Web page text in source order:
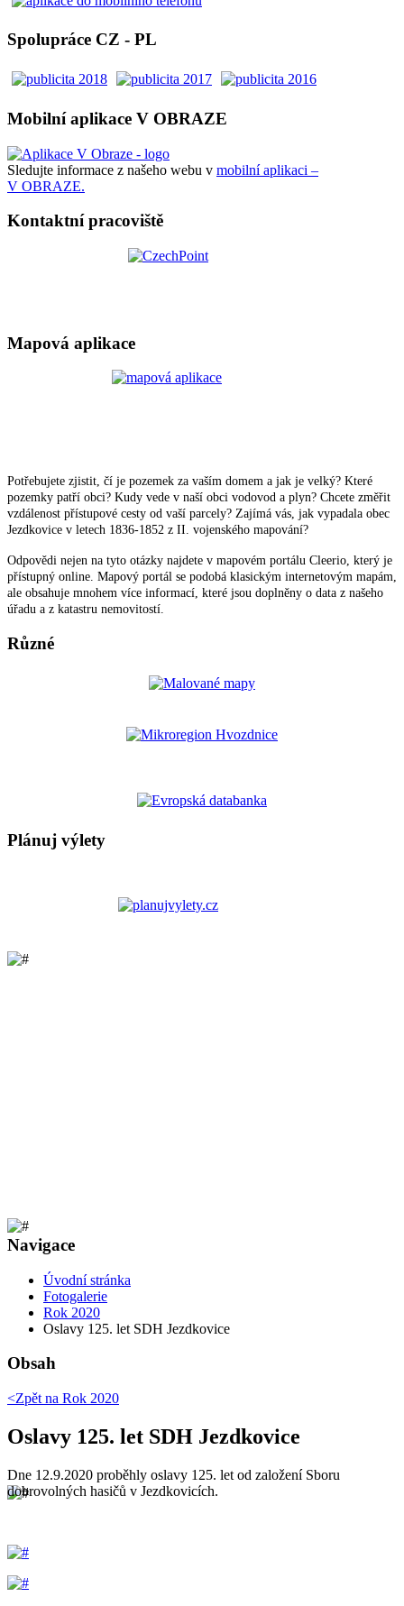
Spolupráce CZ - PL
Mobilní aplikace V OBRAZE
Sledujte informace z našeho webu v mobilní aplikaci –
V OBRAZE.
Kontaktní pracoviště
Mapová aplikace
Potřebujete zjistit, čí je pozemek za vaším domem a jak je velký? Které
pozemky patří obci? Kudy vede v naší obci vodovod a plyn? Chcete změřit
vzdálenost přístupové cesty od vaší parcely? Zajímá vás, jak vypadala obec
Jezdkovice v letech 1836-1852 z II. vojenského mapování?
Odpovědi nejen na tyto otázky najdete v mapovém portálu Cleerio, který je
přístupný online. Mapový portál se podobá klasickým internetovým mapám,
ale obsahuje mnohem více informací, které jsou doplněny o data z našeho
úřadu a z katastru nemovitostí.
Různé
Plánuj výlety
Navigace
Úvodní stránka
Fotogalerie
Rok 2020
Oslavy 125. let SDH Jezdkovice
Obsah
<Zpět na Rok 2020
Oslavy 125. let SDH Jezdkovice
Dne 12.9.2020 proběhly oslavy 125. let od založení Sboru
dobrovolných hasičů v Jezdkovicích.